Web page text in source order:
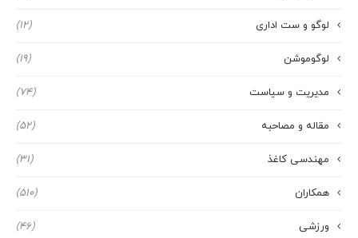
لوگو و ست اداری (12)
لوگوموشن (19)
مدیریت و سیاست (74)
مقاله و مصاحبه (52)
مهندسی کاغذ (31)
همکاران (510)
ورزشی (46)